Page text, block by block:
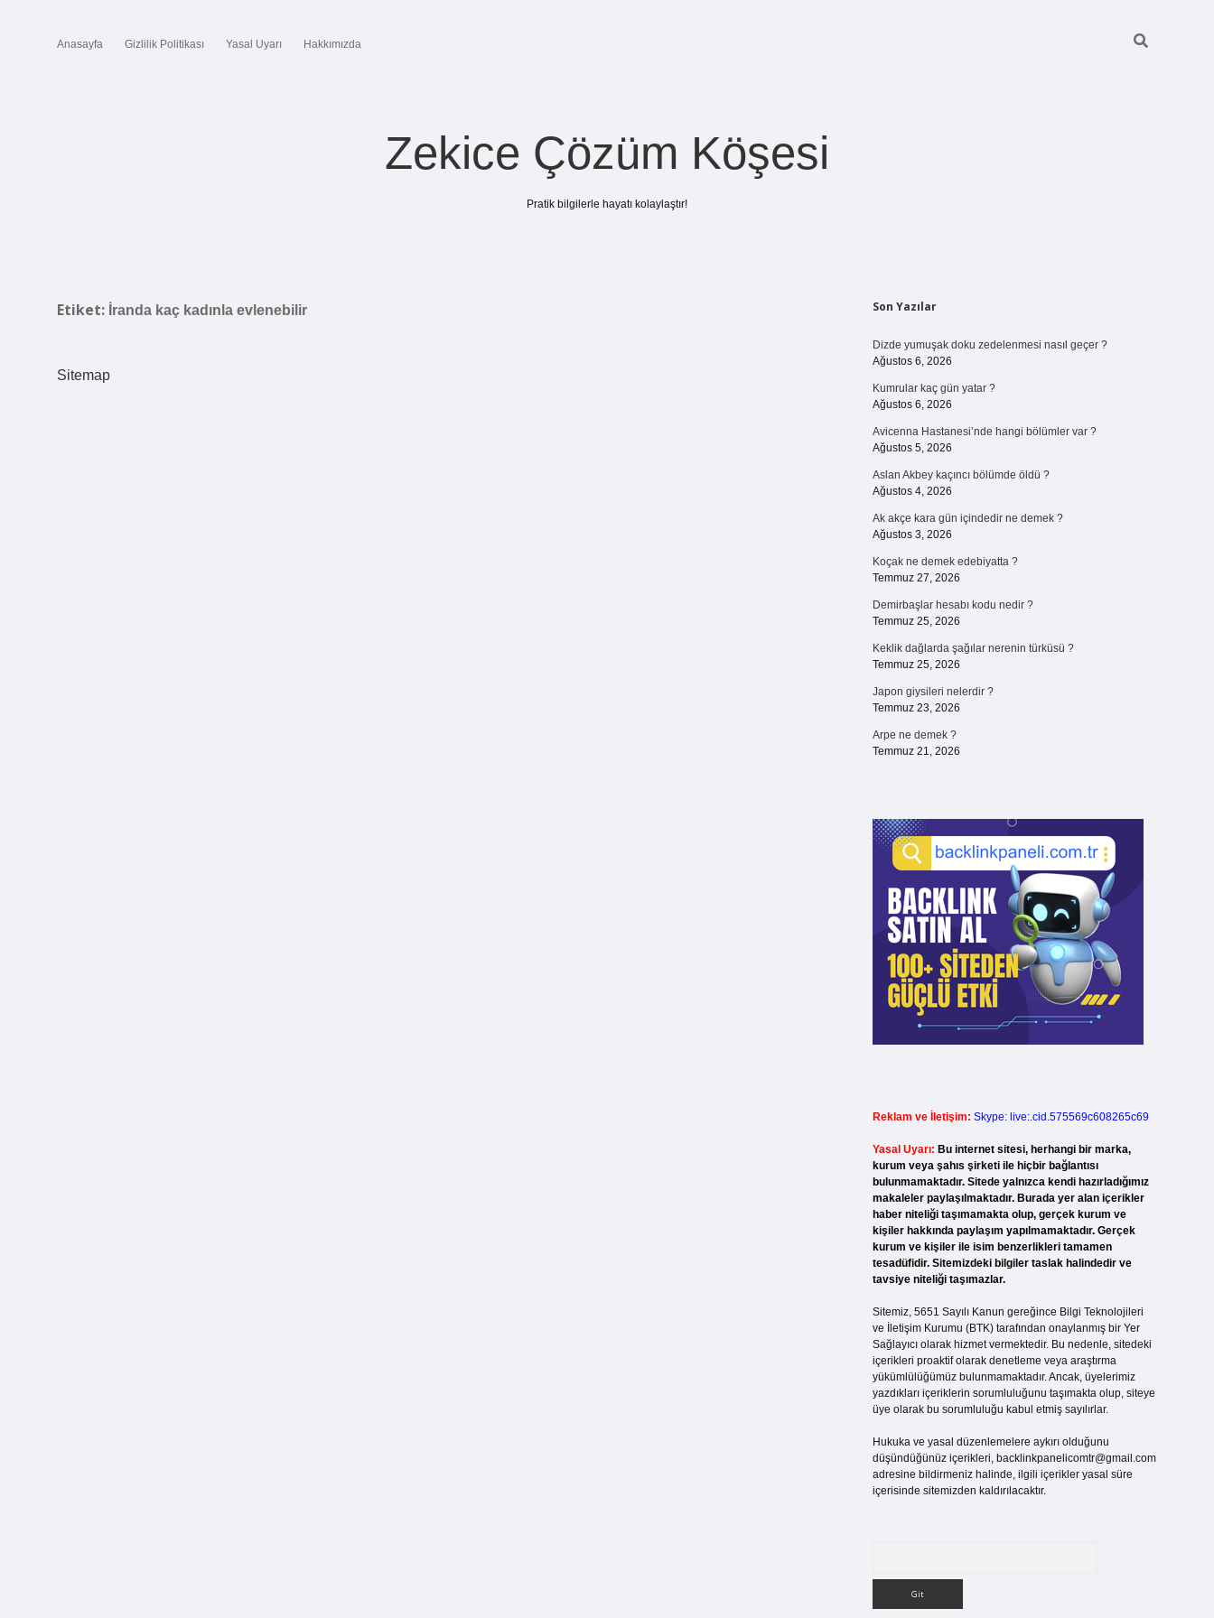
Anasayfa Gizlilik Politikası Yasal Uyarı Hakkımızda
Zekice Çözüm Köşesi
Pratik bilgilerle hayatı kolaylaştır!
Etiket: İranda kaç kadınla evlenebilir
Sitemap
Sidebar
Son Yazılar
Dizde yumuşak doku zedelenmesi nasıl geçer ?
Ağustos 6, 2026
Kumrular kaç gün yatar ?
Ağustos 6, 2026
Avicenna Hastanesi’nde hangi bölümler var ?
Ağustos 5, 2026
Aslan Akbey kaçıncı bölümde öldü ?
Ağustos 4, 2026
Ak akçe kara gün içindedir ne demek ?
Ağustos 3, 2026
Koçak ne demek edebiyatta ?
Temmuz 27, 2026
Demirbaşlar hesabı kodu nedir ?
Temmuz 25, 2026
Keklik dağlarda şağılar nerenin türküsü ?
Temmuz 25, 2026
Japon giysileri nelerdir ?
Temmuz 23, 2026
Arpe ne demek ?
Temmuz 21, 2026
Reklam ve İletişim: Skype: live:.cid.575569c608265c69
Yasal Uyarı: Bu internet sitesi, herhangi bir marka,
kurum veya şahıs şirketi ile hiçbir bağlantısı
bulunmamaktadır. Sitede yalnızca kendi hazırladığımız
makaleler paylaşılmaktadır. Burada yer alan içerikler
haber niteliği taşımamakta olup, gerçek kurum ve
kişiler hakkında paylaşım yapılmamaktadır. Gerçek
kurum ve kişiler ile isim benzerlikleri tamamen
tesadüfidir. Sitemizdeki bilgiler taslak halindedir ve
tavsiye niteliği taşımazlar.
Sitemiz, 5651 Sayılı Kanun gereğince Bilgi Teknolojileri
ve İletişim Kurumu (BTK) tarafından onaylanmış bir Yer
Sağlayıcı olarak hizmet vermektedir. Bu nedenle, sitedeki
içerikleri proaktif olarak denetleme veya araştırma
yükümlülüğümüz bulunmamaktadır. Ancak, üyelerimiz
yazdıkları içeriklerin sorumluluğunu taşımakta olup, siteye
üye olarak bu sorumluluğu kabul etmiş sayılırlar.
Hukuka ve yasal düzenlemelere aykırı olduğunu
düşündüğünüz içerikleri, backlinkpanelicomtr@gmail.com
adresine bildirmeniz halinde, ilgili içerikler yasal süre
içerisinde sitemizden kaldırılacaktır.